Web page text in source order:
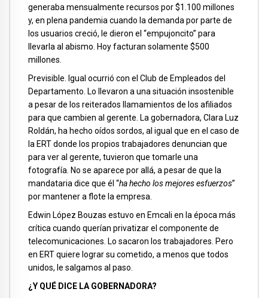
generaba mensualmente recursos por $1.100 millones
y, en plena pandemia cuando la demanda por parte de
los usuarios creció, le dieron el “empujoncito” para
llevarla al abismo. Hoy facturan solamente $500
millones.
Previsible. Igual ocurrió con el Club de Empleados del
Departamento. Lo llevaron a una situación insostenible
a pesar de los reiterados llamamientos de los afiliados
para que cambien al gerente. La gobernadora, Clara Luz
Roldán, ha hecho oídos sordos, al igual que en el caso de
la ERT donde los propios trabajadores denuncian que
para ver al gerente, tuvieron que tomarle una
fotografía. No se aparece por allá, a pesar de que la
mandataria dice que él “ha hecho los mejores esfuerzos”
por mantener a flote la empresa.
Edwin López Bouzas estuvo en Emcali en la época más
crítica cuando querían privatizar el componente de
telecomunicaciones. Lo sacaron los trabajadores. Pero
en ERT quiere lograr su cometido, a menos que todos
unidos, le salgamos al paso.
¿Y QUÉ DICE LA GOBERNADORA?